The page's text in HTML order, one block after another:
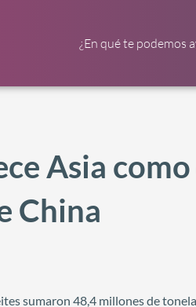
¿En qué te podemos
Asia
China
sumaron 48,4 millones de